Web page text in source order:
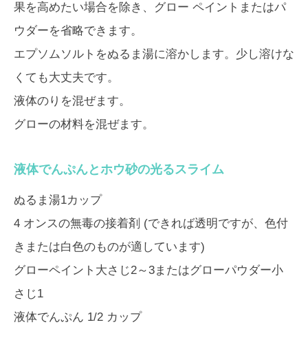
果を高めたい場合を除き、グロー ペイントまたはパ
ウダーを省略できます。
エプソムソルトをぬるま湯に溶かします。少し溶けな
くても大丈夫です。
液体のりを混ぜます。
グローの材料を混ぜます。
液体でんぷんとホウ砂の光るスライム
ぬるま湯1カップ
4 オンスの無毒の接着剤 (できれば透明ですが、色付
きまたは白色のものが適しています)
グローペイント大さじ2～3またはグローパウダー小
さじ1
液体でんぷん 1/2 カップ